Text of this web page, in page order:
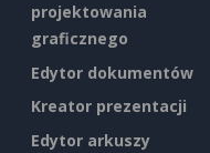
projektowania
graficznego
Edytor dokumentów
Kreator prezentacji
Edytor arkuszy